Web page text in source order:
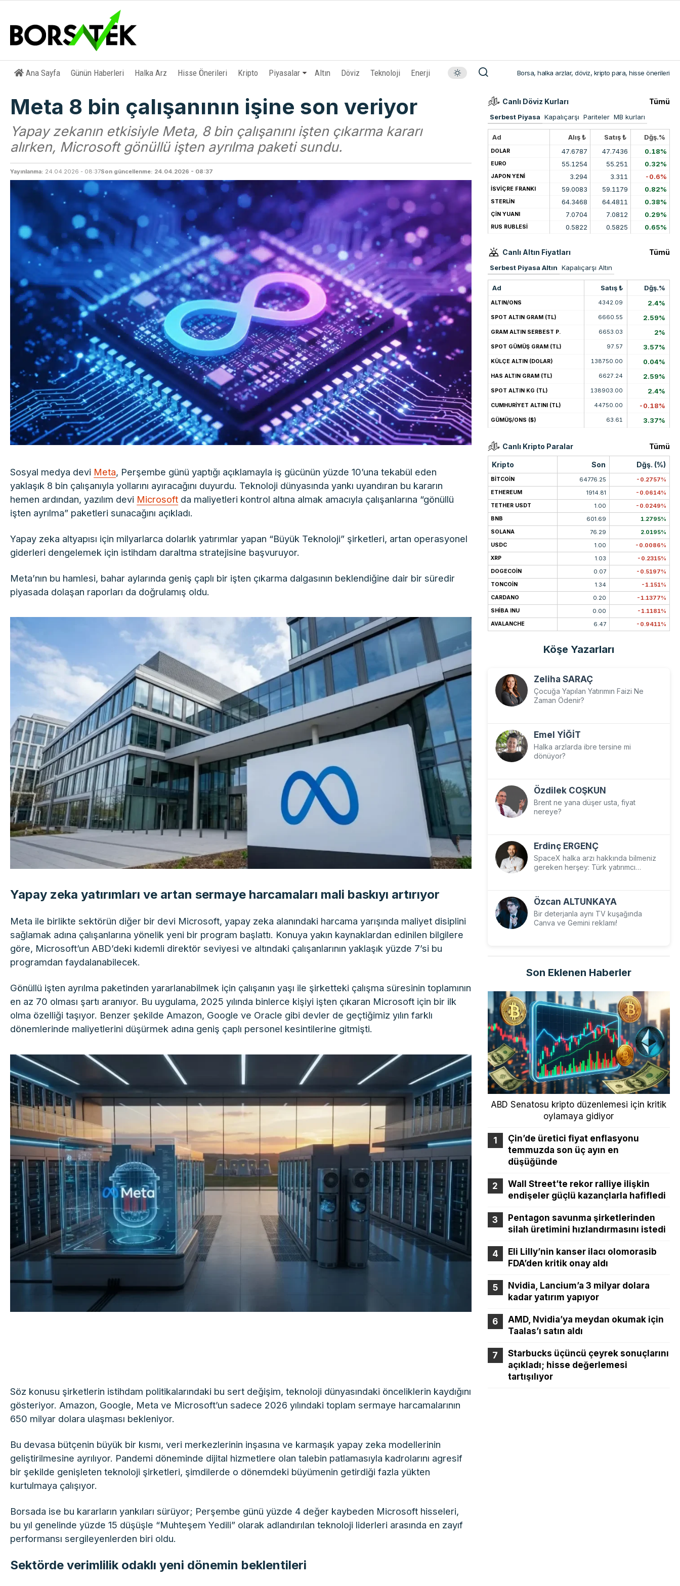
Ana Sayfa Günün Haberleri Halka Arz Hisse Önerileri Kripto Piyasalar Altın Döviz Teknoloji Enerji Borsa, halka arzlar, döviz, kripto para, hisse önerileri
Meta 8 bin çalışanının işine son veriyor
Yapay zekanın etkisiyle Meta, 8 bin çalışanını işten çıkarma kararı
alırken, Microsoft gönüllü işten ayrılma paketi sundu.
Yayınlanma: 24.04.2026 - 08:37Son güncellenme: 24.04.2026 - 08:37
Sosyal medya devi Meta, Perşembe günü yaptığı açıklamayla iş gücünün yüzde 10’una tekabül eden
yaklaşık 8 bin çalışanıyla yollarını ayıracağını duyurdu. Teknoloji dünyasında yankı uyandıran bu kararın
hemen ardından, yazılım devi Microsoft da maliyetleri kontrol altına almak amacıyla çalışanlarına “gönüllü
işten ayrılma” paketleri sunacağını açıkladı.
Yapay zeka altyapısı için milyarlarca dolarlık yatırımlar yapan “Büyük Teknoloji” şirketleri, artan operasyonel
giderleri dengelemek için istihdam daraltma stratejisine başvuruyor.
Meta’nın bu hamlesi, bahar aylarında geniş çaplı bir işten çıkarma dalgasının beklendiğine dair bir süredir
piyasada dolaşan raporları da doğrulamış oldu.
Yapay zeka yatırımları ve artan sermaye harcamaları mali baskıyı artırıyor
Meta ile birlikte sektörün diğer bir devi Microsoft, yapay zeka alanındaki harcama yarışında maliyet disiplini
sağlamak adına çalışanlarına yönelik yeni bir program başlattı. Konuya yakın kaynaklardan edinilen bilgilere
göre, Microsoft’un ABD’deki kıdemli direktör seviyesi ve altındaki çalışanlarının yaklaşık yüzde 7’si bu
programdan faydalanabilecek.
Gönüllü işten ayrılma paketinden yararlanabilmek için çalışanın yaşı ile şirketteki çalışma süresinin toplamının
en az 70 olması şartı aranıyor. Bu uygulama, 2025 yılında binlerce kişiyi işten çıkaran Microsoft için bir ilk
olma özelliği taşıyor. Benzer şekilde Amazon, Google ve Oracle gibi devler de geçtiğimiz yılın farklı
dönemlerinde maliyetlerini düşürmek adına geniş çaplı personel kesintilerine gitmişti.
Söz konusu şirketlerin istihdam politikalarındaki bu sert değişim, teknoloji dünyasındaki önceliklerin kaydığını
gösteriyor. Amazon, Google, Meta ve Microsoft’un sadece 2026 yılındaki toplam sermaye harcamalarının
650 milyar dolara ulaşması bekleniyor.
Bu devasa bütçenin büyük bir kısmı, veri merkezlerinin inşasına ve karmaşık yapay zeka modellerinin
geliştirilmesine ayrılıyor. Pandemi döneminde dijital hizmetlere olan talebin patlamasıyla kadrolarını agresif
bir şekilde genişleten teknoloji şirketleri, şimdilerde o dönemdeki büyümenin getirdiği fazla yükten
kurtulmaya çalışıyor.
Borsada ise bu kararların yankıları sürüyor; Perşembe günü yüzde 4 değer kaybeden Microsoft hisseleri,
bu yıl genelinde yüzde 15 düşüşle “Muhteşem Yedili” olarak adlandırılan teknoloji liderleri arasında en zayıf
performansı sergileyenlerden biri oldu.
Sektörde verimlilik odaklı yeni dönemin beklentileri
Canlı Döviz Kurları Tümü
Serbest Piyasa Kapalıçarşı Pariteler MB kurları
Ad Alış ₺ Satış ₺ Dğş.%
DOLAR 47.6787 47.7436 0.18%
EURO 55.1254 55.251 0.32%
JAPON YENİ 3.294 3.311 -0.6%
İSVİÇRE FRANKI 59.0083 59.1179 0.82%
STERLİN 64.3468 64.4811 0.38%
ÇİN YUANI 7.0704 7.0812 0.29%
RUS RUBLESİ 0.5822 0.5825 0.65%
Canlı Altın Fiyatları Tümü
Serbest Piyasa Altın Kapalıçarşı Altın
Ad Satış ₺ Dğş.%
ALTIN/ONS 4342.09 2.4%
SPOT ALTIN GRAM (TL) 6660.55 2.59%
GRAM ALTIN SERBEST P. 6653.03 2%
SPOT GÜMÜŞ GRAM (TL) 97.57 3.57%
KÜLÇE ALTIN (DOLAR) 138750.00 0.04%
HAS ALTIN GRAM (TL) 6627.24 2.59%
SPOT ALTIN KG (TL) 138903.00 2.4%
CUMHURİYET ALTINI (TL) 44750.00 -0.18%
GÜMÜŞ/ONS ($) 63.61 3.37%
Canlı Kripto Paralar Tümü
Kripto Son Dğş. (%)
BITCOIN 64776.25 -0.2757%
ETHEREUM 1914.81 -0.0614%
TETHER USDT 1.00 -0.0249%
BNB 601.69 1.2795%
SOLANA 76.29 2.0195%
USDC 1.00 -0.0086%
XRP 1.03 -0.2315%
DOGECOIN 0.07 -0.5197%
TONCOIN 1.34 -1.151%
CARDANO 0.20 -1.1377%
SHIBA INU 0.00 -1.1181%
AVALANCHE 6.47 -0.9411%
Köşe Yazarları
Zeliha SARAÇ
Çocuğa Yapılan Yatırımın Faizi Ne
Zaman Ödenir?
Emel YİĞİT
Halka arzlarda ibre tersine mi
dönüyor?
Özdilek COŞKUN
Brent ne yana düşer usta, fiyat
nereye?
Erdinç ERGENÇ
SpaceX halka arzı hakkında bilmeniz
gereken herşey: Türk yatırımcı
Özcan ALTUNKAYA
Bir deterjanla aynı TV kuşağında
Canva ve Gemini reklamı!
Son Eklenen Haberler
ABD Senatosu kripto düzenlemesi için kritik
oylamaya gidiyor
Çin’de üretici fiyat enflasyonu
temmuzda son üç ayın en
düşüğünde
Wall Street’te rekor ralliye ilişkin
endişeler güçlü kazançlarla hafifledi
Pentagon savunma şirketlerinden
silah üretimini hızlandırmasını istedi
Eli Lilly’nin kanser ilacı olomorasib
FDA’den kritik onay aldı
Nvidia, Lancium’a 3 milyar dolara
kadar yatırım yapıyor
AMD, Nvidia’ya meydan okumak için
Taalas’ı satın aldı
Starbucks üçüncü çeyrek sonuçlarını
açıkladı; hisse değerlemesi
tartışılıyor